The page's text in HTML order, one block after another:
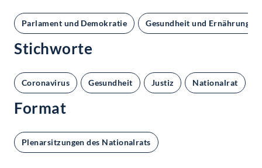
Parlament und Demokratie Gesundheit und Ernährung
Stichworte
Coronavirus Gesundheit Justiz Nationalrat
Format
Plenarsitzungen des Nationalrats